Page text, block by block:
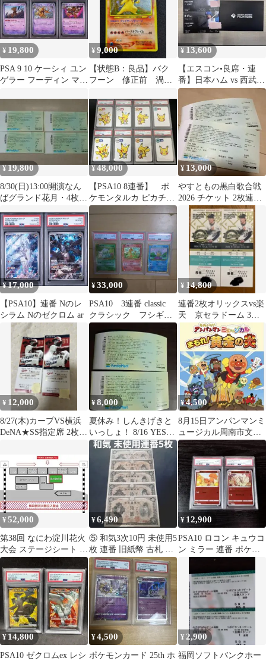
¥ 19,800
PSA 9 10 ケーシィ ユン
ゲラー フーディン マス
¥9,000
【状態B：良品】バク
フーン 修正前 渦あ
1442】
¥ 13,600
【エスコン•良席・連
番】日本ハム vs 西武
8/13 エスコン 222B ペ
¥19,800
8/30(日)13:00開演なん
ばグランド花月・4枚連
¥48,000
【PSA10 8連番】 ポ
ケモンタルカ ピカチュ
ウ 8連番
¥ 13,000
やすともの黒白歌合戦
2026 チケット 2枚連番
Zepp Namba
¥17,000
【PSA10】連番 Nのレ
シラム Nのゼクロム ar
¥33,000
PSA10 3連番 classic
クラシック フシギダ
ネ ヒトカゲ ゼニガメ
¥ 14,800
連番2枚オリックスvs楽
天 京セラドーム 3塁
側ライブシート ベン
チ裏最前列
¥ 12,000
8/27(木)カープVS横浜
DeNA★SS指定席 2枚連
¥8,000
夏休み！しんきげきと
いっしょ！ 8/16 YES
THEATER 連番2枚
¥4,500
8月15日アンパンマンミ
ュージカル周南市文化
会館1階22列２枚連番
¥52,000
第38回 なにわ淀川花火
大会 ステージシート 2
連番
¥6,490
⑤ 和気3次10円 未使用5
枚 連番 旧紙幣 古札 コ
レクション 歴史資料
¥ 12,900
PSA10 ロコン キュウコ
ン ミラー 連番 ポケモ
¥ 14,800
PSA10 ゼクロムex レシ
¥4,500
ポケモンカード 25th ホ
¥2,900
福岡ソフトバンクホー